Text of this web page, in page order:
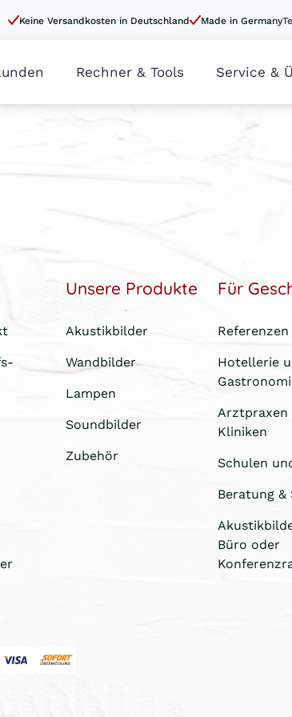
Keine Versandkosten in Deutschland Made in Germany
Rechner & Tools Service &
Unsere Produkte
Akustikbilder
Wandbilder
Lampen
Soundbilder
Zubehör
Für
Referenzen
Hotellerie
Arztpraxen
Kliniken
Schulen
Beratung &
Büro oder